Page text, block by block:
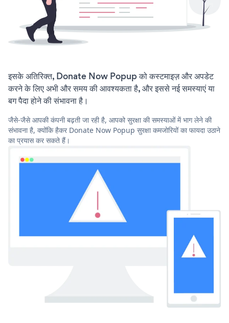
इसके अतिरिक्त, Donate Now Popup को कस्टमाइज़ और अपडेट
करने के लिए अभी और समय की आवश्यकता है, और इससे नई समस्याएं या
बग पैदा होने की संभावना है।
जैसे-जैसे आपकी कंपनी बढ़ती जा रही है, आपको सुरक्षा की समस्याओं में भाग लेने की
संभावना है, क्योंकि हैकर Donate Now Popup सुरक्षा कमजोरियों का फायदा उठाने
का प्रयास कर सकते हैं।